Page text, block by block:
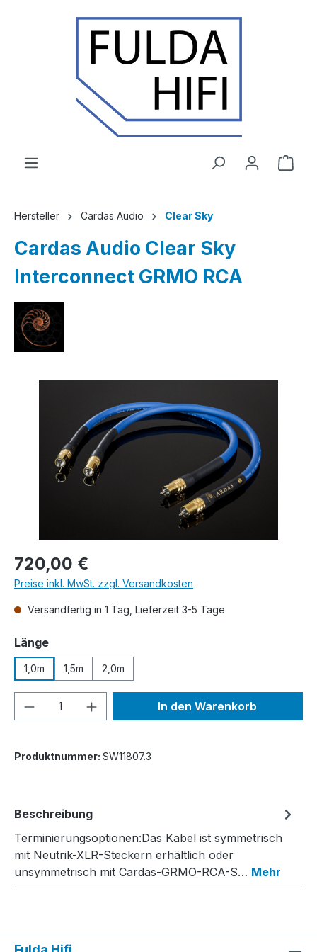
Zum Hauptinhalt springen
Hersteller Cardas Audio Clear Sky
Cardas Audio Clear Sky
Interconnect GRMO RCA
Regulärer Preis:
720,00 €
Preise inkl. MwSt. zzgl. Versandkosten
Versandfertig in 1 Tag, Lieferzeit 3-5 Tage
Längeauswählen
1,0m 1,5m 2,0m
Produkt Anzahl: Gib denIn den Warenkorb
Produktnummer: SW11807.3
Beschreibung
Terminierungsoptionen:Das Kabel ist symmetrisch
mit Neutrik-XLR-Steckern erhältlich oder
unsymmetrisch mit Cardas-GRMO-RCA-S… Mehr